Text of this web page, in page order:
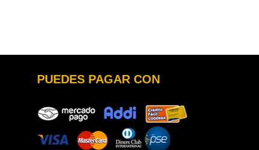
PUEDES PAGAR CON